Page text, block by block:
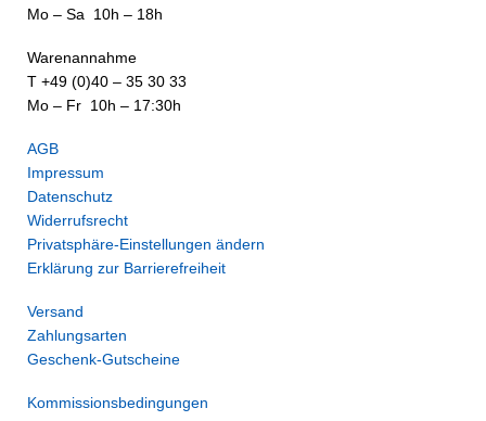
Mo – Sa 10h – 18h
Warenannahme
T +49 (0)40 – 35 30 33
Mo – Fr 10h – 17:30h
AGB
Impressum
Datenschutz
Widerrufsrecht
Privatsphäre-Einstellungen ändern
Erklärung zur Barrierefreiheit
Versand
Zahlungsarten
Geschenk-Gutscheine
Kommissionsbedingungen